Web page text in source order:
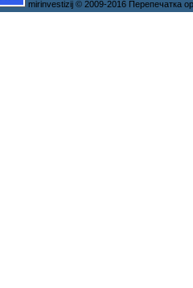
mirinvestizij © 2009-2016 Перепечатка